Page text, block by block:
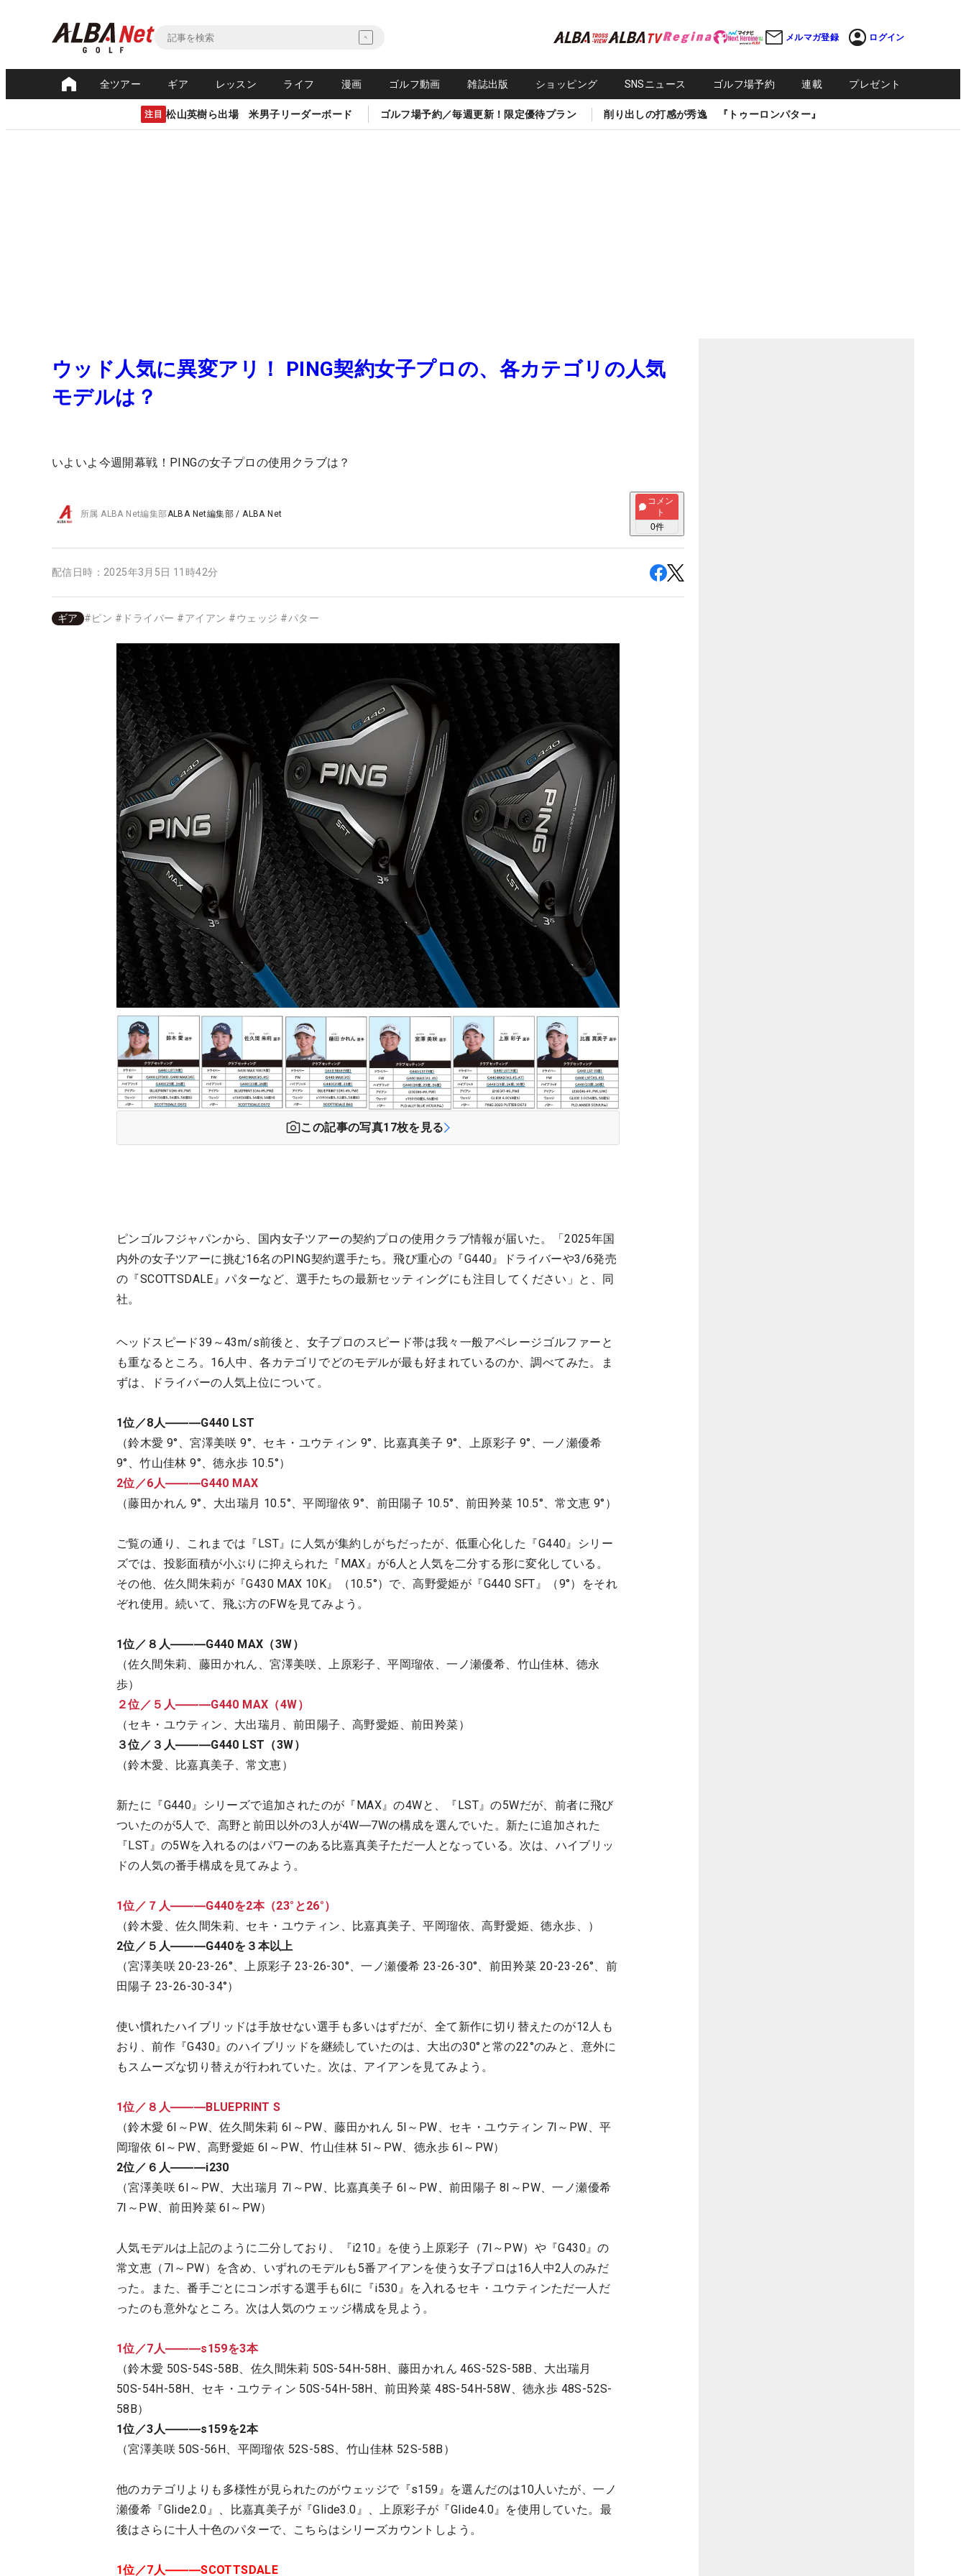
メルマガ登録 ログイン
全ツアー ギア レッスン ライフ 漫画 ゴルフ動画 雑誌出版 ショッピング SNSニュース ゴルフ場予約 連載 プレゼント
注目 松山英樹ら出場 米男子リーダーボード ゴルフ場予約／毎週更新！限定優待プラン 削り出しの打感が秀逸 『トゥーロンパター』
ウッド人気に異変アリ！ PING契約女子プロの、各カテゴリの人気
モデルは？
いよいよ今週開幕戦！PINGの女子プロの使用クラブは？
所属ALBA Net編集部ALBA Net編集部 /ALBA Net
コメン
ト
0件
配信日時： 2025年3月5日 11時42分
ギア #ピン # ドライバー #アイアン #ウェッジ #パター
この記事の写真17枚を見る
ピンゴルフジャパンから、国内女子ツアーの契約プロの使用クラブ情報が届いた。「2025年国
内外の女子ツアーに挑む16名のPING契約選手たち。飛び重心の『G440』ドライバーや3/6発売
の『SCOTTSDALE』パターなど、選手たちの最新セッティングにも注目してください」と、同
社。
ヘッドスピード39～43m/s前後と、女子プロのスピード帯は我々一般アベレージゴルファーと
も重なるところ。16人中、各カテゴリでどのモデルが最も好まれているのか、調べてみた。ま
ずは、ドライバーの人気上位について。
1位／8人―――G440 LST
（鈴木愛 9°、宮澤美咲 9°、セキ・ユウティン 9°、比嘉真美子 9°、上原彩子 9°、一ノ瀬優希
9°、竹山佳林 9°、徳永歩 10.5°）
2位／6人―――G440 MAX
（藤田かれん 9°、大出瑞月 10.5°、平岡瑠依 9°、前田陽子 10.5°、前田羚菜 10.5°、常文恵 9°）
ご覧の通り、これまでは『LST』に人気が集約しがちだったが、低重心化した『G440』シリー
ズでは、投影面積が小ぶりに抑えられた『MAX』が6人と人気を二分する形に変化している。
その他、佐久間朱莉が『G430 MAX 10K』（10.5°）で、高野愛姫が『G440 SFT』（9°）をそれ
ぞれ使用。続いて、飛ぶ方のFWを見てみよう。
1位／８人―――G440 MAX（3W）
（佐久間朱莉、藤田かれん、宮澤美咲、上原彩子、平岡瑠依、一ノ瀬優希、竹山佳林、徳永
歩）
２位／５人―――G440 MAX（4W）
（セキ・ユウティン、大出瑞月、前田陽子、高野愛姫、前田羚菜）
３位／３人―――G440 LST（3W）
（鈴木愛、比嘉真美子、常文恵）
新たに『G440』シリーズで追加されたのが『MAX』の4Wと、『LST』の5Wだが、前者に飛び
ついたのが5人で、高野と前田以外の3人が4W―7Wの構成を選んでいた。新たに追加された
『LST』の5Wを入れるのはパワーのある比嘉真美子ただ一人となっている。次は、ハイブリッ
ドの人気の番手構成を見てみよう。
1位／７人―――G440を2本（23°と26°）
（鈴木愛、佐久間朱莉、セキ・ユウティン、比嘉真美子、平岡瑠依、高野愛姫、徳永歩、）
2位／５人―――G440を３本以上
（宮澤美咲 20-23-26°、上原彩子 23-26-30°、一ノ瀬優希 23-26-30°、前田羚菜 20-23-26°、前
田陽子 23-26-30-34°）
使い慣れたハイブリッドは手放せない選手も多いはずだが、全て新作に切り替えたのが12人も
おり、前作『G430』のハイブリッドを継続していたのは、大出の30°と常の22°のみと、意外に
もスムーズな切り替えが行われていた。次は、アイアンを見てみよう。
1位／８人―――BLUEPRINT S
（鈴木愛 6I～PW、佐久間朱莉 6I～PW、藤田かれん 5I～PW、セキ・ユウティン 7I～PW、平
岡瑠依 6I～PW、高野愛姫 6I～PW、竹山佳林 5I～PW、徳永歩 6I～PW）
2位／６人―――i230
（宮澤美咲 6I～PW、大出瑞月 7I～PW、比嘉真美子 6I～PW、前田陽子 8I～PW、一ノ瀬優希
7I～PW、前田羚菜 6I～PW）
人気モデルは上記のように二分しており、『i210』を使う上原彩子（7I～PW）や『G430』の
常文恵（7I～PW）を含め、いずれのモデルも5番アイアンを使う女子プロは16人中2人のみだ
った。また、番手ごとにコンボする選手も6Iに『i530』を入れるセキ・ユウティンただ一人だ
ったのも意外なところ。次は人気のウェッジ構成を見よう。
1位／7人―――s159を3本
（鈴木愛 50S-54S-58B、佐久間朱莉 50S-54H-58H、藤田かれん 46S-52S-58B、大出瑞月
50S-54H-58H、セキ・ユウティン 50S-54H-58H、前田羚菜 48S-54H-58W、徳永歩 48S-52S-
58B）
1位／3人―――s159を2本
（宮澤美咲 50S-56H、平岡瑠依 52S-58S、竹山佳林 52S-58B）
他のカテゴリよりも多様性が見られたのがウェッジで『s159』を選んだのは10人いたが、一ノ
瀬優希『Glide2.0』、比嘉真美子が『Glide3.0』、上原彩子が『Glide4.0』を使用していた。最
後はさらに十人十色のパターで、こちらはシリーズカウントしよう。
1位／7人―――SCOTTSDALE